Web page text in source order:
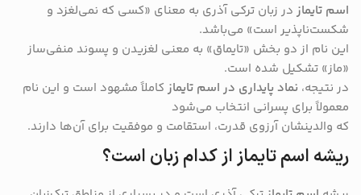
اسم تایماز در زبان ترکی آذری به معنای «کسی که نمی‌لغزد و
شکست‌ناپذیر است» می‌باشد.
این نام از دو بخش «تایماق» به معنی لغزیدن و پسوند منفی‌ساز
«ماز» تشکیل شده است.
در نتیجه، نماد پایداری در اسم تایماز کاملاً مشهود است و این نام
معمولاً برای پسرانی انتخاب می‌شود
که والدینشان آرزوی قدرت، استقامت و موفقیت برای آن‌ها دارند.
ریشه اسم تایماز از کدام زبان است؟